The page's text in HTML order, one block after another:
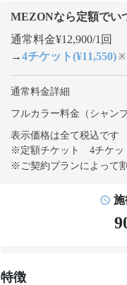
MEZONなら定額でい
通常料金¥12,900/1回
→4チケット(¥11,550) ※
通常料金詳細
フルカラー料金（シャン
表示価格は全て税込です
※定額チケット 4チケッ
※ご契約プランによって
施
特徴